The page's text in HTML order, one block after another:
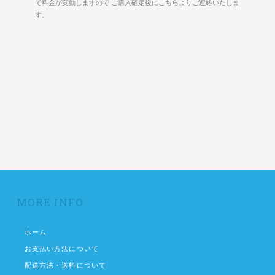
で料金が変動しますので ご購入確定後にこちらよりご連絡いたしま
す。
MORE INFO
ホーム
お支払い方法について
配送方法・送料について